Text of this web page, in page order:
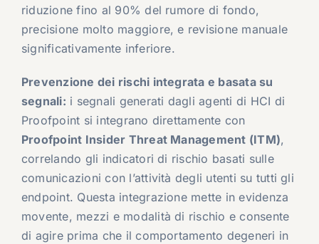
riduzione fino al 90% del rumore di fondo,
precisione molto maggiore, e revisione manuale
significativamente inferiore.
Prevenzione dei rischi integrata e basata su
segnali: i segnali generati dagli agenti di HCI di
Proofpoint si integrano direttamente con
Proofpoint Insider Threat Management (ITM),
correlando gli indicatori di rischio basati sulle
comunicazioni con l’attività degli utenti su tutti gli
endpoint. Questa integrazione mette in evidenza
movente, mezzi e modalità di rischio e consente
di agire prima che il comportamento degeneri in